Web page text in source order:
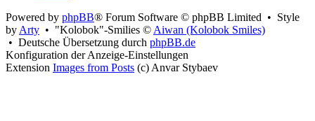
Powered by phpBB® Forum Software © phpBB Limited • Style
by Arty • "Kolobok"-Smilies © Aiwan (Kolobok Smiles)
• Deutsche Übersetzung durch phpBB.de
Konfiguration der Anzeige-Einstellungen
Extension Images from Posts (c) Anvar Stybaev